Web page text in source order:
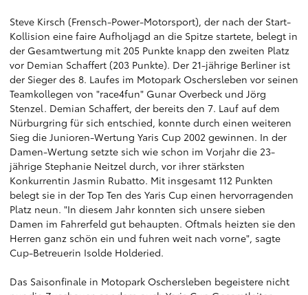
Steve Kirsch (Frensch-Power-Motorsport), der nach der Start-
Kollision eine faire Aufholjagd an die Spitze startete, belegt in
der Gesamtwertung mit 205 Punkte knapp den zweiten Platz
vor Demian Schaffert (203 Punkte). Der 21-jährige Berliner ist
der Sieger des 8. Laufes im Motopark Oschersleben vor seinen
Teamkollegen von "race4fun" Gunar Overbeck und Jörg
Stenzel. Demian Schaffert, der bereits den 7. Lauf auf dem
Nürburgring für sich entschied, konnte durch einen weiteren
Sieg die Junioren-Wertung Yaris Cup 2002 gewinnen. In der
Damen-Wertung setzte sich wie schon im Vorjahr die 23-
jährige Stephanie Neitzel durch, vor ihrer stärksten
Konkurrentin Jasmin Rubatto. Mit insgesamt 112 Punkten
belegt sie in der Top Ten des Yaris Cup einen hervorragenden
Platz neun. "In diesem Jahr konnten sich unsere sieben
Damen im Fahrerfeld gut behaupten. Oftmals heizten sie den
Herren ganz schön ein und fuhren weit nach vorne", sagte
Cup-Betreuerin Isolde Holderied.
Das Saisonfinale in Motopark Oschersleben begeistere nicht